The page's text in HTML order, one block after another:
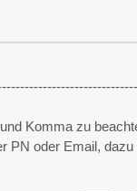
Komma zu
PN oder Email, dazu